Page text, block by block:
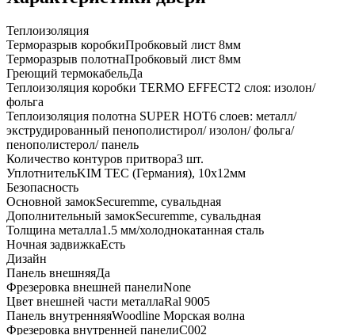
Теплоизоляция
Терморазрыв коробкиПробковый лист 8мм
Терморазрыв полотнаПробковый лист 8мм
Греющий термокабельДа
Теплоизоляция коробки TERMO EFFECT2 слоя: изолон/
фольга
Теплоизоляция полотна SUPER НОТ6 слоев: металл/
экструдированный пенополистирол/ изолон/ фольга/
пенополистерол/ панель
Количество контуров притвора3 шт.
УплотнительKIM ТЕС (Германия), 10x12мм
Безопасность
Основной замокSecuremme, сувальдная
Дополнительный замокSecuremme, сувальдная
Толщина металла1.5 мм/холоднокатанная сталь
Ночная задвижкаЕсть
Дизайн
Панель внешняяДа
Фрезеровка внешней панелиNone
Цвет внешней части металлаRal 9005
Панель внутренняяWoodline Морская волна
Фрезеровка внутренней панелиC002